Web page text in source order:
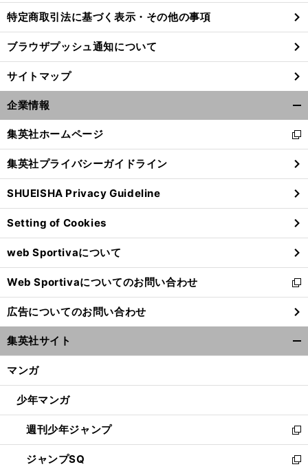
。
エ
」
、
前
特定商取引法に基づく表示・その他の事項
ブラウザプッシュ通知について
サイトマップ
企業情報
閉
る
集英社ホームページ
新
し
い
ウ
ィ
ン
ド
ウ
で
開
く
集英社プライバシーガイドライン
SHUEISHA Privacy Guideline
Setting of Cookies
web Sportivaについて
Web Sportivaについてのお問い合わせ
新
し
い
ウ
ィ
ン
ウ
開
く
広告についてのお問い合わせ
集英社サイト
マンガ
少年マンガ
週刊少年ジャンプ
新
し
い
ジャンプSQ
新